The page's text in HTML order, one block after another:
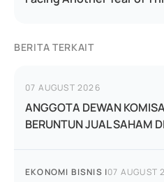
BERITA TERKAIT
07 AUGUST 2026
ANGGOTA DEWAN
BERUNTUN JUAL SAHAM
EKONOMI BISNIS |07 AUGUST